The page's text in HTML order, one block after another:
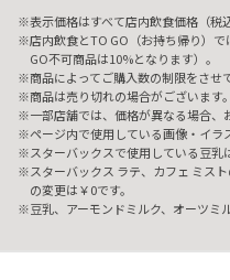
表示価格はすべて店内飲食価格（税
店内飲食とTO GO（お持ち帰り）
GO不可商品は10%となります）。
商品によってご購入数の制限をさせ
商品は売り切れの場合がございます。
一部店舗では、価格が異なる場合、
ページ内で使用している画像・イラ
スターバックスで使用している豆乳
スターバックス ラテ、カフェ ミス
の変更は￥0です。
豆乳、アーモンドミルク、オーツミ